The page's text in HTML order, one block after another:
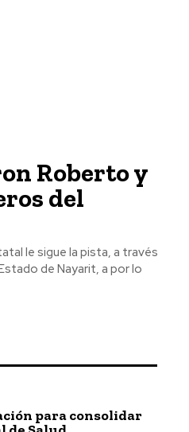
Roberto y
del
le sigue la pista, a través
de Nayarit, a por lo
para consolidar